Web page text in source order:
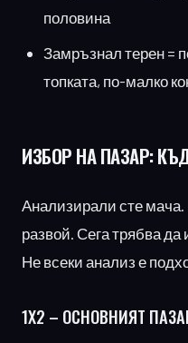
половина
Замръзнал терен =
топката, по-малко
ИЗБОР НА ПАЗАР:
Анализирали сте
развой. Сега трябва да
Не всеки анализ е
1X2 – ОСНОВНИЯТ